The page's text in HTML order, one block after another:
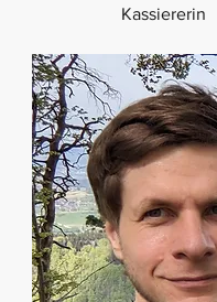
Kassiererin